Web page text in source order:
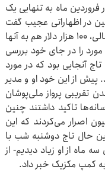
فروردین ماه به تنهایی یک
همچنین در اظهاراتی عجیب گفت
ما علاوه بر تامین هزینه هتل و پرواز کشور مالی، ۱۰۰ هزار دلار هم به آنها
مورد را در جای خود بررسی
آنجایی بود که در مورد
پیش از این خود او و مدیر
تقریبی پرواز ملی‌پوشان
تاکید داشتند چنین
اصرار می‌کردند که این
حال تاج دوشنبه شب با
ماه از او زیاد دیدیم- از
به کمپ مکزیک خبر داد.